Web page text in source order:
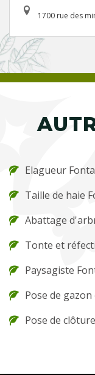
1700 rue des
Elagueur
Taille de haie
Abattage
Tonte et
Paysagiste
Pose de
Pose de